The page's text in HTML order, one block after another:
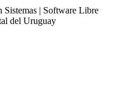
| Software Libre
del Uruguay